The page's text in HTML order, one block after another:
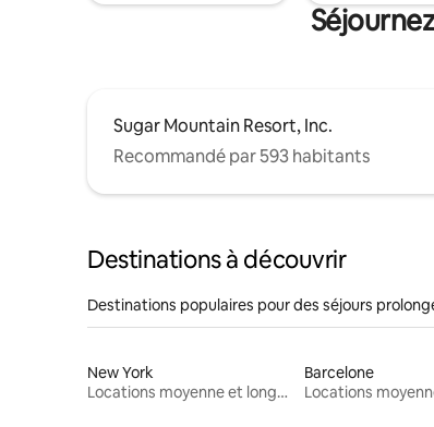
Sugar Mountain Resort, Inc.
Recommandé par 593 habitants
Destinations à découvrir
Destinations populaires pour des séjours
New York
Locations moyenne et longue durée
Barcelone